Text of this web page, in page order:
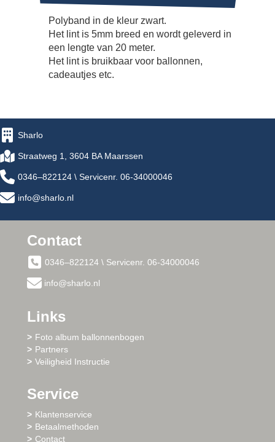
Polyband in de kleur zwart.
Het lint is 5mm breed en wordt geleverd in
een lengte van 20 meter.
Het lint is bruikbaar voor ballonnen,
cadeautjes etc.
Sharlo
Straatweg 1, 3604 BA Maarssen
0346–822124 \ Servicenr. 06-34000046
info@sharlo.nl
Contact
0346–822124 \ Servicenr. 06-34000046
info@sharlo.nl
Links
Foto album ballonnenbogen
Partners
Veiligheid Instructie
Service
Klantenservice
Betaalmethoden
Contact